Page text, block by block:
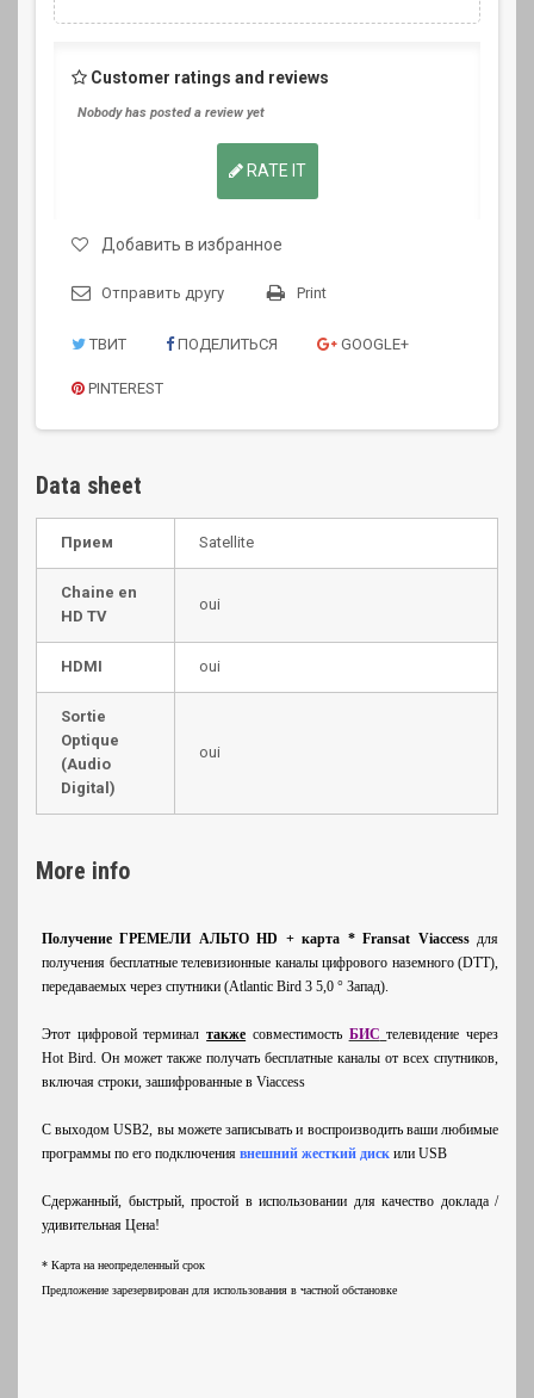
Customer ratings and reviews
Nobody has posted a review yet
RATE IT
Добавить в избранное
Отправить другу Print
ТВИТ ПОДЕЛИТЬСЯ GOOGLE+
PINTEREST
Data sheet
Прием Satellite
Chaine en
HD TV
oui
HDMI oui
Sortie
Optique
(Audio
Digital)
oui
More info
Получение ГРЕМЕЛИ АЛЬТО HD + карта * Fransat Viaccessдля
получения бесплатные телевизионные каналы цифрового наземного (DTT),
передаваемых через спутники (Atlantic Bird 3 5,0 ° Запад).
Этот цифровой терминалтакже совместимость БИС телевидение через
Hot Bird. Он может также получать бесплатные каналы от всех спутников,
включая строки, зашифрованные в Viaccess
С выходом USB2, вы можете записывать и воспроизводить ваши любимые
программы по его подключения внешний жесткий диск или USB
Сдержанный, быстрый, простой в использовании для качество доклада /
удивительная Цена!
* Карта на неопределенный срок
Предложение зарезервирован для использования в частной обстановке